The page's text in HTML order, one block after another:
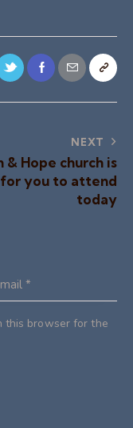
NEXT
& Hope church is
you to attend
today
this browser for the